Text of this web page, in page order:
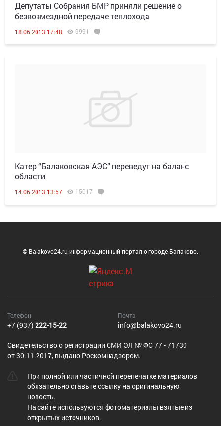
Депутаты Собрания БМР приняли решение о
безвозмездной передаче теплохода
18.06.2013 17:48 9991
Катер “Балаковская АЭС” переведут на баланс
области
14.06.2013 13:57 15017
© Balakovo24.ru информационный портал о городе Балаково.
Телефон
+7 (937) 222-15-22
Почта
info@balakovo24.ru
Cвидетельство о регистрации СМИ ЭЛ № ФС 77 - 71730
от 30.11.2017, выдано Роскомнадзором.
При полной или частичной перепечатке материалов
обязательно ставьте ссылку на оригинальную
новость.
На сайте используются фотоматериалы взятые из
открытых источников.